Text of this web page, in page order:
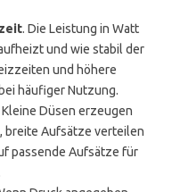
. Die Leistung in Watt
und wie stabil der
und höhere
häufiger Nutzung.
Kleine Düsen erzeugen
breite Aufsätze verteilen
passende Aufsätze für